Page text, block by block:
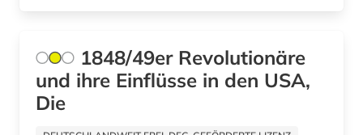
vietnamkrieg (1)
walfang (2)
1848/49er Revolutionäre
und ihre Einflüsse in den USA,
Die